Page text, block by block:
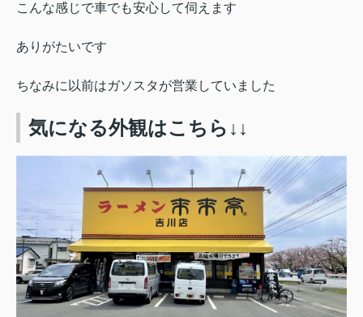
こんな感じで車でも安心して伺えます
ありがたいです
ちなみに以前はガソスタが営業していました
気になる外観はこちら↓↓